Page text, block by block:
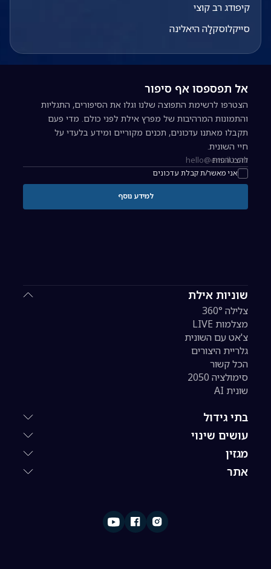
קיפודג רב קוצי
סייקלוסקלָה היאלינה
שוניות אילת
צלילה 360°
מצלמות LIVE
צ'אט עם השונית
גלריית היצורים
הכל קשור
סימולציה 2050
שונית AI
בתי גידול
עושים שינוי
מגזין
אתר
אל תפספסו אף סיפור
הצטרפו לרשימת התפוצה שלנו וגלו את הסיפורים, התגליות
והתמונות המרהיבות של מפרץ אילת לפני כולם. מדי פעם
תקבלו מאתנו עדכונים, תכנים מקוריים ומידע בלעדי על
חיי השונית.
כתובת אימייל להרשמה לניוזלטר
אני מאשר/ת קבלת עדכונים
להצטרפות
למידע נוסף